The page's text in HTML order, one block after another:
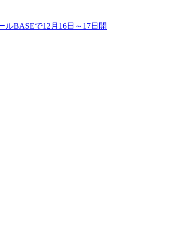
BASEで12月16日～17日開